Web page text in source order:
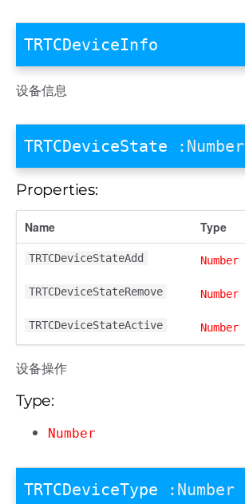
TRTCDeviceInfo
设备信息
TRTCDeviceState :Number
Properties:
Name Type
TRTCDeviceStateAdd Number
TRTCDeviceStateRemove Number
TRTCDeviceStateActive Number
设备操作
Type:
Number
TRTCDeviceType :Number